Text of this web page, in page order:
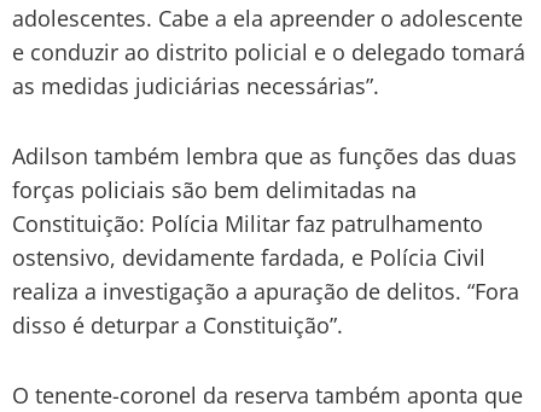
adolescentes. Cabe a ela apreender o adolescente
e conduzir ao distrito policial e o delegado tomará
as medidas judiciárias necessárias”.
Adilson também lembra que as funções das duas
forças policiais são bem delimitadas na
Constituição: Polícia Militar faz patrulhamento
ostensivo, devidamente fardada, e Polícia Civil
realiza a investigação a apuração de delitos. “Fora
disso é deturpar a Constituição”.
O tenente-coronel da reserva também aponta que